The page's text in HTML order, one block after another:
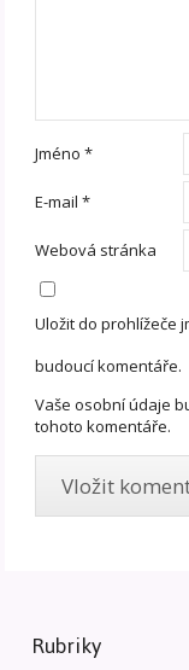
Jméno*
E-mail*
Webová stránka
Uložit do prohlížeče
budoucí komentáře.
Vaše osobní údaje
tohoto komentáře.
Rubriky